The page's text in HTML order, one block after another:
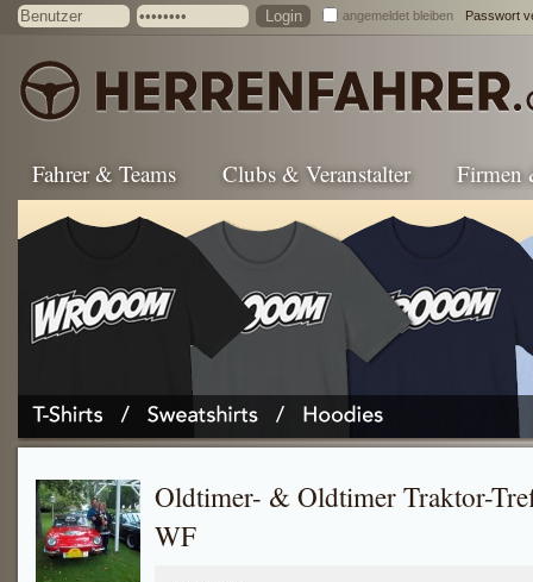
angemeldet bleiben Passwort
Fahrer & Teams Clubs & Veranstalter Firmen
Oldtimer- & Oldtimer Traktor-
WF